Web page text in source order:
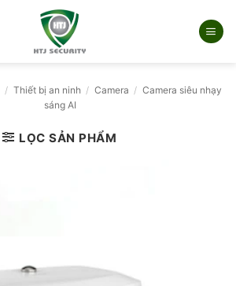
/ Thiết bị an ninh / Camera / Camera siêu nhạy
sáng AI
LỌC SẢN PHẨM